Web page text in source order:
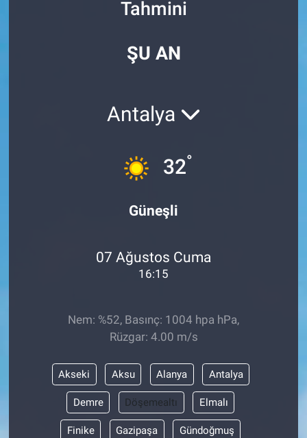
Tahmini
ŞU AN
Antalya
32°
Güneşli
07 Ağustos Cuma
16:15
Nem: %52, Basınç: 1004 hpa hPa,
Rüzgar: 4.00 m/s
Akseki Aksu Alanya Antalya
Demre Döşemealtı Elmalı
Finike Gazipaşa Gündoğmuş